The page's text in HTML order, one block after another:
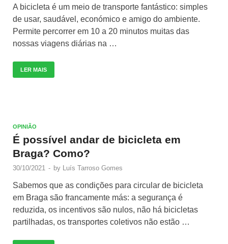
A bicicleta é um meio de transporte fantástico: simples
de usar, saudável, económico e amigo do ambiente.
Permite percorrer em 10 a 20 minutos muitas das
nossas viagens diárias na …
LER MAIS
OPINIÃO
É possível andar de bicicleta em
Braga? Como?
30/10/2021 - by Luís Tarroso Gomes
Sabemos que as condições para circular de bicicleta
em Braga são francamente más: a segurança é
reduzida, os incentivos são nulos, não há bicicletas
partilhadas, os transportes coletivos não estão …